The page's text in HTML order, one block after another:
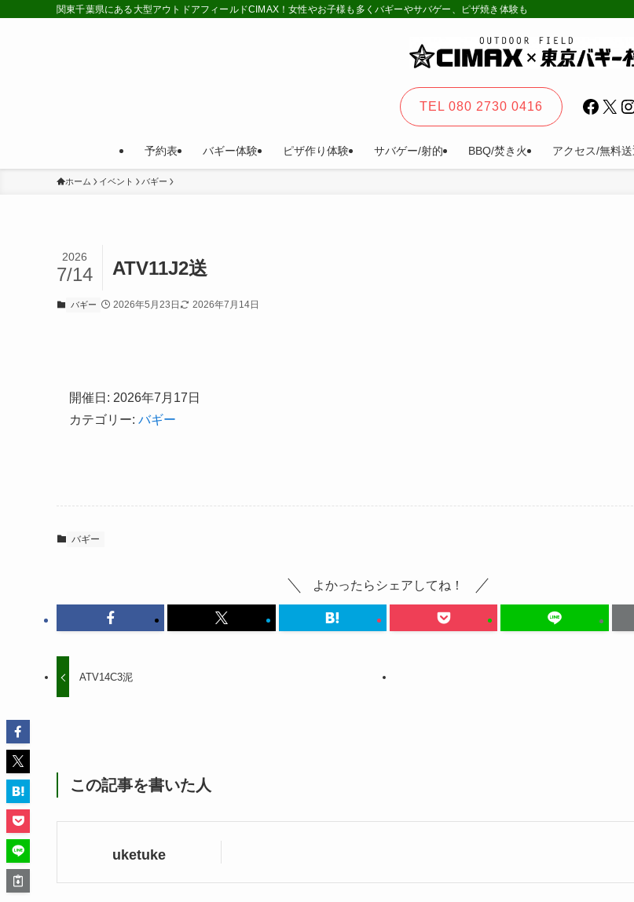
関東千葉県にある大型アウトドアフィールドCIMAX！女性やお子様も多くバギーやサバゲー、ピザ焼き体験も。カーステイ、キャン
予約表 バギー体験 ピザ作り体験 サバゲー/射的 BBQ/焚き火 アクセス/無料送
TEL 080 2730 0416 X
ホーム イベント バギー
ATV11J2送
2026
7/14
バギー 2026年5月23日 2026年7月14日
開催日: 2026年7月17日
カテゴリー: バギー
バギー
よかったらシェアしてね！
ATV14C3泥
この記事を書いた人
uketuke